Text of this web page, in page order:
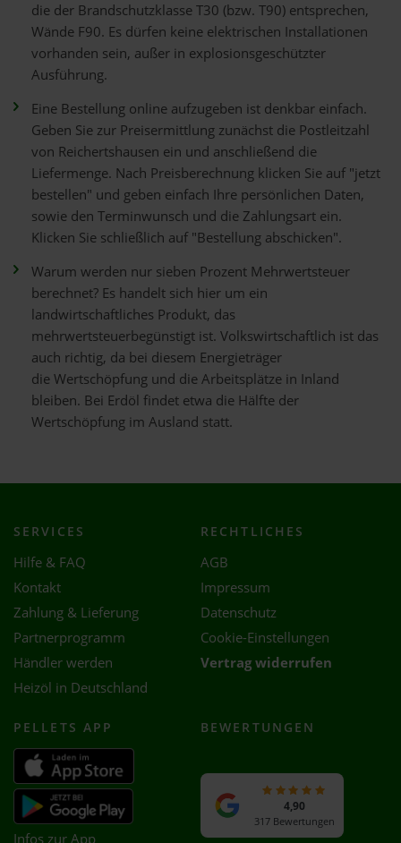
die der Brandschutzklasse T30 (bzw. T90) entsprechen,
Wände F90. Es dürfen keine elektrischen Installationen
vorhanden sein, außer in explosionsgeschützter
Ausführung.
Eine Bestellung online aufzugeben ist denkbar einfach.
Geben Sie zur Preisermittlung zunächst die Postleitzahl
von Reichertshausen ein und anschließend die
Liefermenge. Nach Preisberechnung klicken Sie auf "jetzt
bestellen" und geben einfach Ihre persönlichen Daten,
sowie den Terminwunsch und die Zahlungsart ein.
Klicken Sie schließlich auf "Bestellung abschicken".
Warum werden nur sieben Prozent Mehrwertsteuer
berechnet? Es handelt sich hier um ein
landwirtschaftliches Produkt, das
mehrwertsteuerbegünstigt ist. Volkswirtschaftlich ist das
auch richtig, da bei diesem Energieträger
die Wertschöpfung und die Arbeitsplätze in Inland
bleiben. Bei Erdöl findet etwa die Hälfte der
Wertschöpfung im Ausland statt.
SERVICES
Hilfe & FAQ
Kontakt
Zahlung & Lieferung
Partnerprogramm
Händler werden
Heizöl in Deutschland
RECHTLICHES
AGB
Impressum
Datenschutz
Cookie-Einstellungen
Vertrag widerrufen
PELLETS APP
Infos zur App
BEWERTUNGEN
4,90
317 Bewertungen